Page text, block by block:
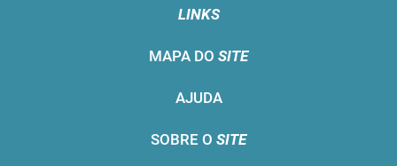
LINKS
MAPA DO SITE
AJUDA
SOBRE O SITE